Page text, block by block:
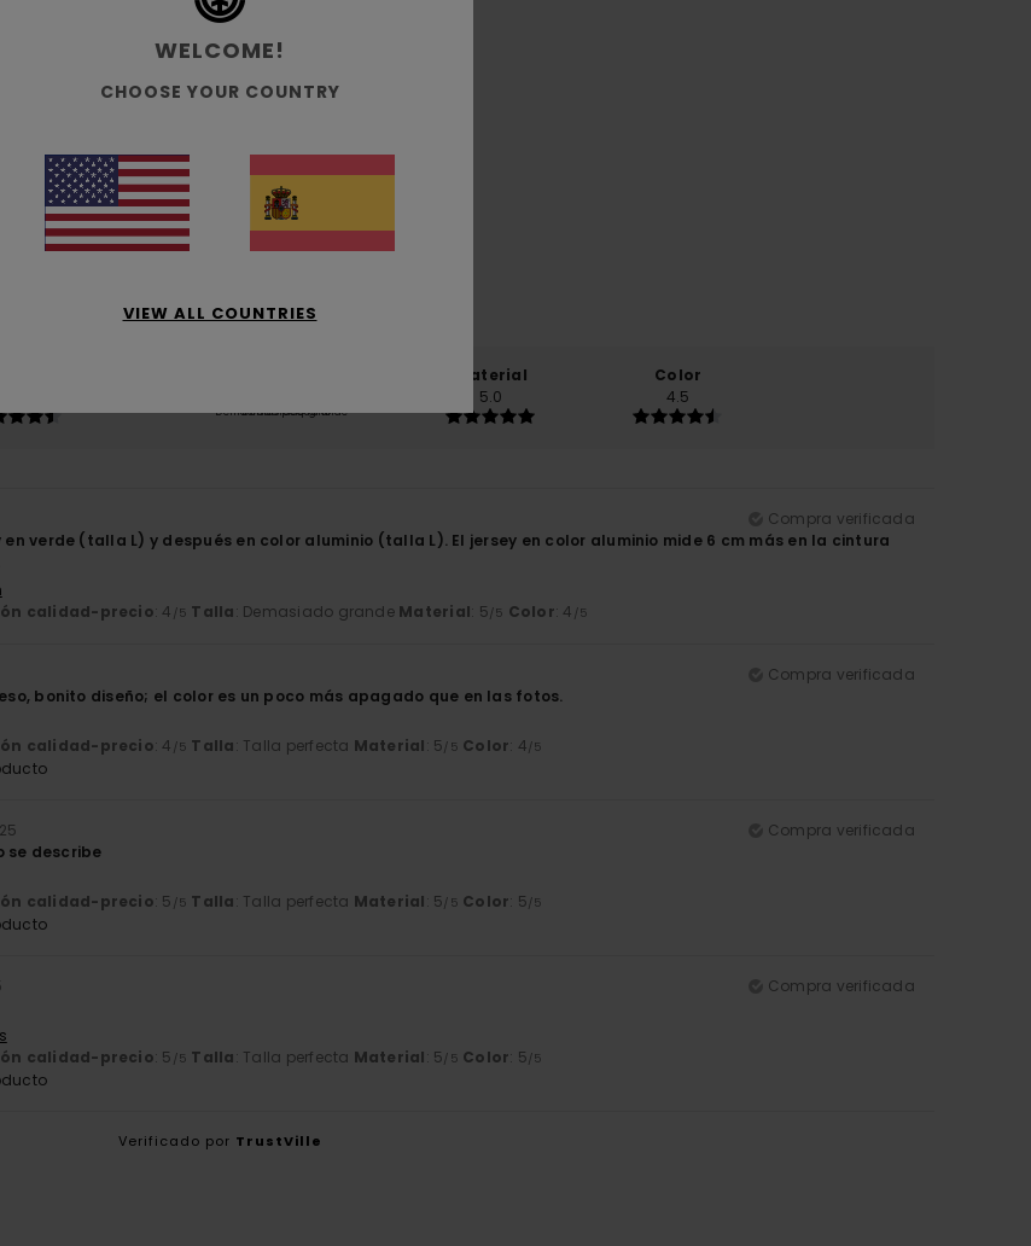
Puntuación media
4.0 /5
El 75% de nuestros clientes recomiendan este producto
precio
Demasiado pequeño
Demasiado grande
Material
5.0
Color
4.5
Compra verificada
en verde (talla L) y después en color aluminio (talla L). El jersey en color aluminio mide 6 cm más en la cintura
calidad-precio: 4 /5 Talla: Demasiado grande Material: 5/5 Color: 4 /5
Compra verificada
bonito diseño; el color es un poco más apagado que en las fotos.
calidad-precio: 4 /5 Talla: Talla perfecta Material: 5/5 Color: 4/5
Compra verificada
se describe
calidad-precio: 5 /5 Talla: Talla perfecta Material: 5/5 Color: 5/5
Compra verificada
calidad-precio: 5 /5 Talla: Talla perfecta Material: 5/5 Color: 5/5
Verificado por TrustVille
WELCOME!
CHOOSE YOUR COUNTRY
VIEW ALL COUNTRIES